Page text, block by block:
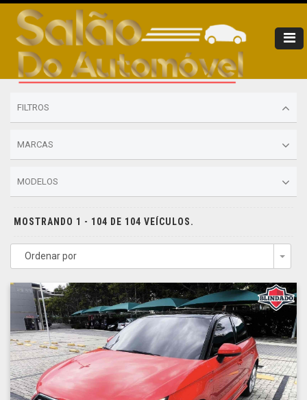
FILTROS
MARCAS
MODELOS
MOSTRANDO 1 - 104 DE 104 VEÍCULOS.
Ordenar por